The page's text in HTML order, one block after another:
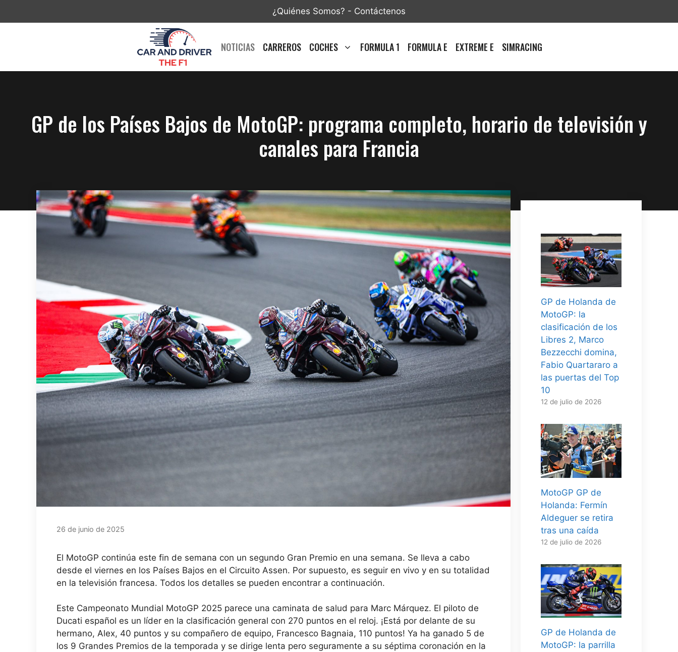
¿Quiénes Somos? - Contáctenos
NOTICIAS CARREROS COCHES FORMULA 1 FORMULA E EXTREME E SIMRACING
GP de los Países Bajos de MotoGP: programa completo, horario de televisión y
canales para Francia
26 de junio de 2025
El MotoGP continúa este fin de semana con un segundo Gran Premio en una semana. Se lleva a cabo
desde el viernes en los Países Bajos en el Circuito Assen. Por supuesto, es seguir en vivo y en su totalidad
en la televisión francesa. Todos los detalles se pueden encontrar a continuación.
Este Campeonato Mundial MotoGP 2025 parece una caminata de salud para Marc Márquez. El piloto de
Ducati español es un líder en la clasificación general con 270 puntos en el reloj. ¡Está por delante de su
hermano, Alex, 40 puntos y su compañero de equipo, Francesco Bagnaia, 110 puntos! Ya ha ganado 5 de
los 9 Grandes Premios de la temporada y se dirige lenta pero seguramente a su séptima coronación en la
GP de Holanda de
MotoGP: la
clasificación de los
Libres 2, Marco
Bezzecchi domina,
Fabio Quartararo a
las puertas del Top
10
12 de julio de 2026
MotoGP GP de
Holanda: Fermín
Aldeguer se retira
tras una caída
12 de julio de 2026
GP de Holanda de
MotoGP: la parrilla